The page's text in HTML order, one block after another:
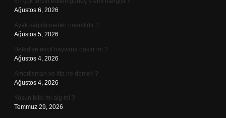
Ağustos 6, 2026
Ayak sağlığı neden önemlidir ?
Ağustos 5, 2026
Belediye evcil hayvana bakar mı ?
Ağustos 4, 2026
Amortisman ve itfa ne demek ?
Ağustos 4, 2026
Yosun bitki mi alg mi ?
Temmuz 29, 2026